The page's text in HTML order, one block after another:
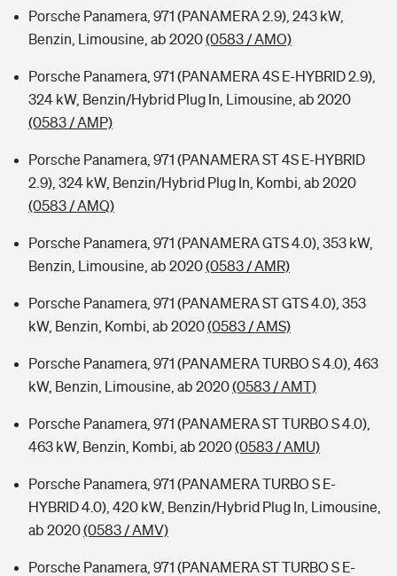
Porsche Panamera, 971 (PANAMERA 2.9), 243 kW,
Benzin, Limousine, ab 2020(0583 / AMO)
Porsche Panamera, 971 (PANAMERA 4S E-HYBRID 2.9),
324 kW, Benzin/Hybrid Plug In, Limousine, ab 2020
(0583 / AMP)
Porsche Panamera, 971 (PANAMERA ST 4S E-HYBRID
2.9), 324 kW, Benzin/Hybrid Plug In, Kombi, ab 2020
(0583 / AMQ)
Porsche Panamera, 971 (PANAMERA GTS 4.0), 353 kW,
Benzin, Limousine, ab 2020(0583 / AMR)
Porsche Panamera, 971 (PANAMERA ST GTS 4.0), 353
kW, Benzin, Kombi, ab 2020(0583 / AMS)
Porsche Panamera, 971 (PANAMERA TURBO S 4.0), 463
kW, Benzin, Limousine, ab 2020(0583 / AMT)
Porsche Panamera, 971 (PANAMERA ST TURBO S 4.0),
463 kW, Benzin, Kombi, ab 2020(0583 / AMU)
Porsche Panamera, 971 (PANAMERA TURBO S E-
HYBRID 4.0), 420 kW, Benzin/Hybrid Plug In, Limousine,
ab 2020(0583 / AMV)
Porsche Panamera, 971 (PANAMERA ST TURBO S E-